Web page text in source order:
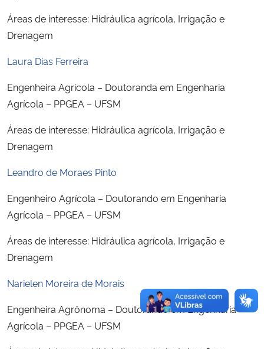
Planalto
Áreas de interesse: Hidráulica agrícola, Irrigação e
Drenagem
Laura Dias Ferreira
Engenheira Agrícola – Doutoranda em Engenharia
Agrícola – PPGEA – UFSM
Áreas de interesse: Hidráulica agrícola, Irrigação e
Drenagem
Leandro de Moraes Pinto
Engenheiro Agrícola – Doutorando em Engenharia
Agrícola – PPGEA – UFSM
Áreas de interesse: Hidráulica agrícola, Irrigação e
Drenagem
Narielen Moreira de Morais
Engenheira Agrônoma – Doutorando em Engenharia
Agrícola – PPGEA – UFSM